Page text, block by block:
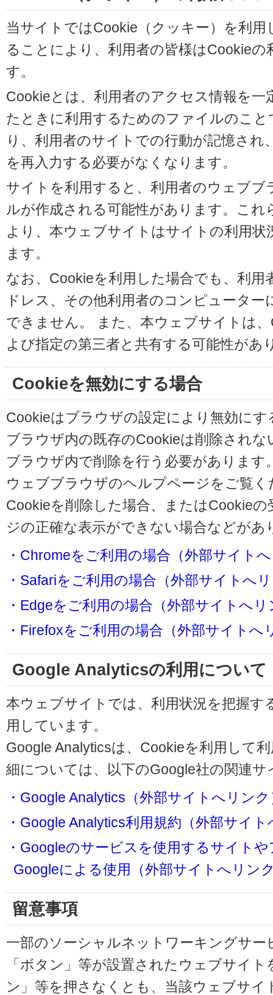
当サイトではCookie（クッキー）を利
ることにより、利用者の皆様はCookie
す。
Cookieとは、利用者のアクセス情報を
たときに利用するためのファイルのこ
り、利用者のサイトでの行動が記憶さ
を再入力する必要がなくなります。
サイトを利用すると、利用者のウェブ
ルが作成される可能性があります。こ
より、本ウェブサイトはサイトの利用
ます。
なお、Cookieを利用した場合でも、利用
ドレス、その他利用者のコンピュータ
できません。 また、本ウェブサイトは
よび指定の第三者と共有する可能性があ
Cookieを無効にする場合
Cookieはブラウザの設定により無効に
ブラウザ内の既存のCookieは削除され
ブラウザ内で削除を行う必要があります
ウェブブラウザのヘルプページをご覧く
Cookieを削除した場合、またはCookie
ジの正確な表示ができない場合などが
・Chromeをご利用の場合（外部サイト
・Safariをご利用の場合（外部サイトへ
・Edgeをご利用の場合（外部サイトへリ
・Firefoxをご利用の場合（外部サイトへ
Google Analyticsの利用について
本ウェブサイトでは、利用状況を把握す
用しています。
Google Analyticsは、Cookieを利用して
細については、以下のGoogle社の関連
・Google Analytics（外部サイトへリンク
・Google Analytics利用規約（外部サイ
・Googleのサービスを使用するサイト
Googleによる使用（外部サイトへリン
留意事項
一部のソーシャルネットワーキングサー
「ボタン」等が設置されたウェブサイ
ン」等を押さなくとも、当該ウェブサイ